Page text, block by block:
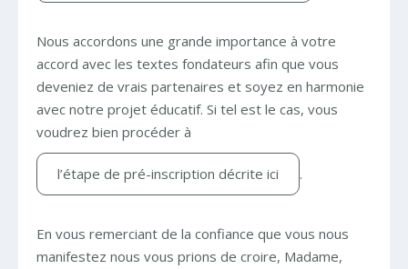
Nous accordons une grande importance à votre
accord avec les textes fondateurs afin que vous
deveniez de vrais partenaires et soyez en harmonie
avec notre projet éducatif. Si tel est le cas, vous
voudrez bien procéder à
l’étape de pré-inscription décrite ici .
En vous remerciant de la confiance que vous nous
manifestez nous vous prions de croire, Madame,